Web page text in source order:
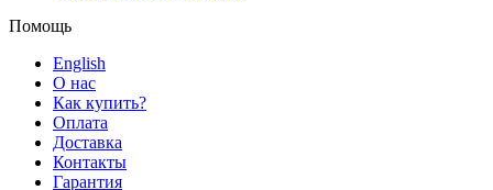
Помощь
English
О нас
Как купить?
Оплата
Доставка
Контакты
Гарантия